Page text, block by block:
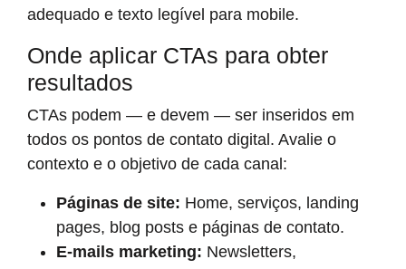
adequado e texto legível para mobile.
Onde aplicar CTAs para obter
resultados
CTAs podem — e devem — ser inseridos em
todos os pontos de contato digital. Avalie o
contexto e o objetivo de cada canal:
Páginas de site: Home, serviços, landing
pages, blog posts e páginas de contato.
E-mails marketing: Newsletters,